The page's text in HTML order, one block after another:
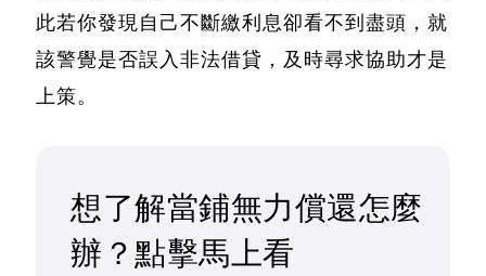
此若你發現自己不斷繳利息卻看不到盡頭，就
該警覺是否誤入非法借貸，及時尋求協助才是
上策。
想了解當鋪無力償還怎麼
辦？點擊馬上看